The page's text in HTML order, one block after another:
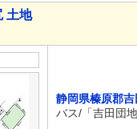
土地
静岡県榛原郡
バス/「吉田団